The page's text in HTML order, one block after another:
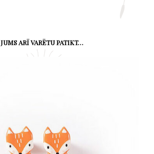
JUMS ARĪ VARĒTU PATIKT…